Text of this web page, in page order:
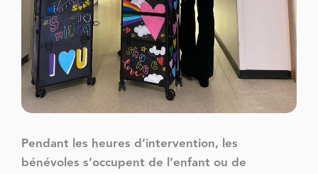
Pendant les heures d’intervention, les
bénévoles s’occupent de l’enfant ou de